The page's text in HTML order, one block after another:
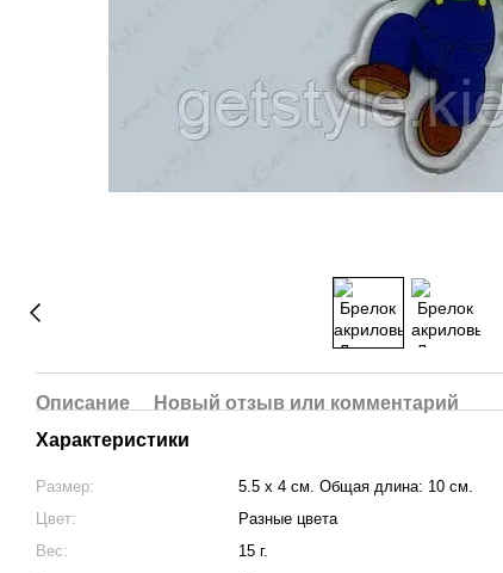
Описание
Новый отзыв или комментарий
Характеристики
Размер:
5.5 х 4 см. Общая длина: 10 см.
Цвет:
Разные цвета
Вес:
15 г.